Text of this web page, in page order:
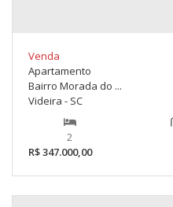
Venda
Apartamento
Bairro Morada do ...
Videira - SC
2
R$ 347.000,00